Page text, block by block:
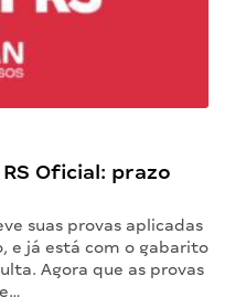
Oficial: prazo
suas provas aplicadas
e já está com o gabarito
Agora que as provas